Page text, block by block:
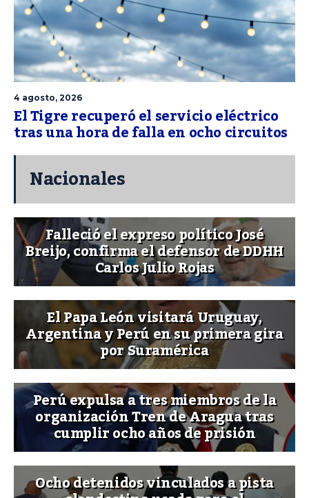
4 agosto, 2026
El Tigre recuperó el servicio eléctrico
tras una hora de falla en ocho circuitos
Nacionales
Falleció el expreso político José
Breijo, confirma el defensor de DDHH
Carlos Julio Rojas
El Papa León visitará Uruguay,
Argentina y Perú en su primera gira
por Suramérica
Perú expulsa a tres miembros de la
organización Tren de Aragua tras
cumplir ocho años de prisión
Ocho detenidos vinculados a pista